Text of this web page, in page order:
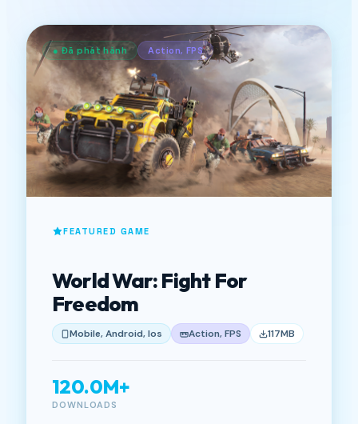
● Đã phát hành Action, FPS
FEATURED GAME
World War: Fight For
Freedom
Mobile, Android, Ios Action, FPS 117MB
120.0M+
DOWNLOADS